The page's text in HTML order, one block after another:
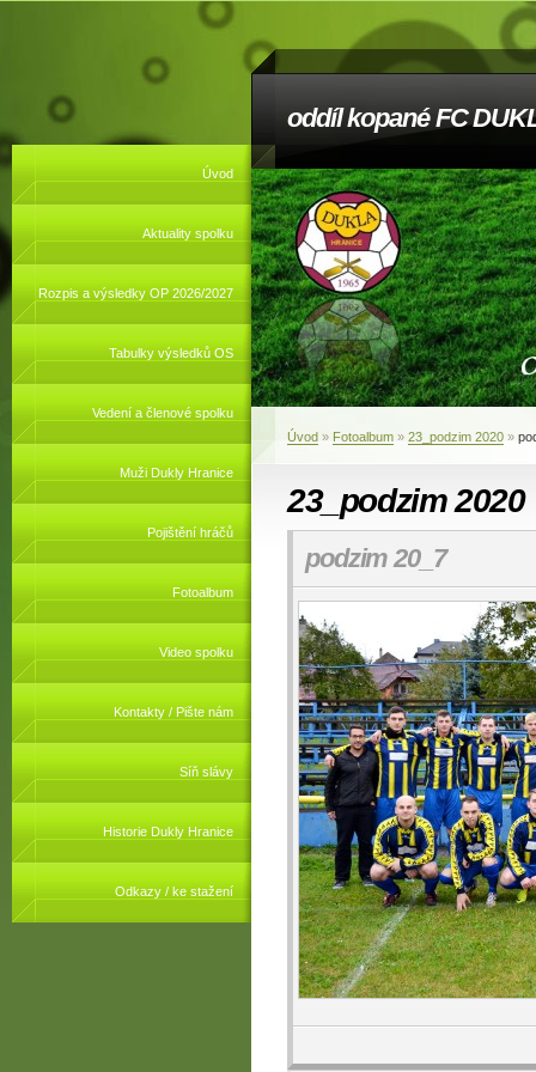
oddíl kopané FC
Úvod
Aktuality spolku
Rozpis a výsledky OP 2026/2027
Tabulky výsledků OS
Vedení a členové spolku
Muži Dukly Hranice
Pojištění hráčů
Fotoalbum
Video spolku
Kontakty / Pište nám
Síň slávy
Historie Dukly Hranice
Odkazy / ke stažení
Úvod » Fotoalbum » 23_podzim 2020 »
23_podzim 2020
podzim 20_7